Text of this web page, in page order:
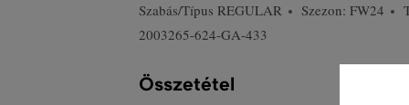
Szabás/Típus REGULAR Szezon: FW24
2003265-624-GA-433
Összetétel